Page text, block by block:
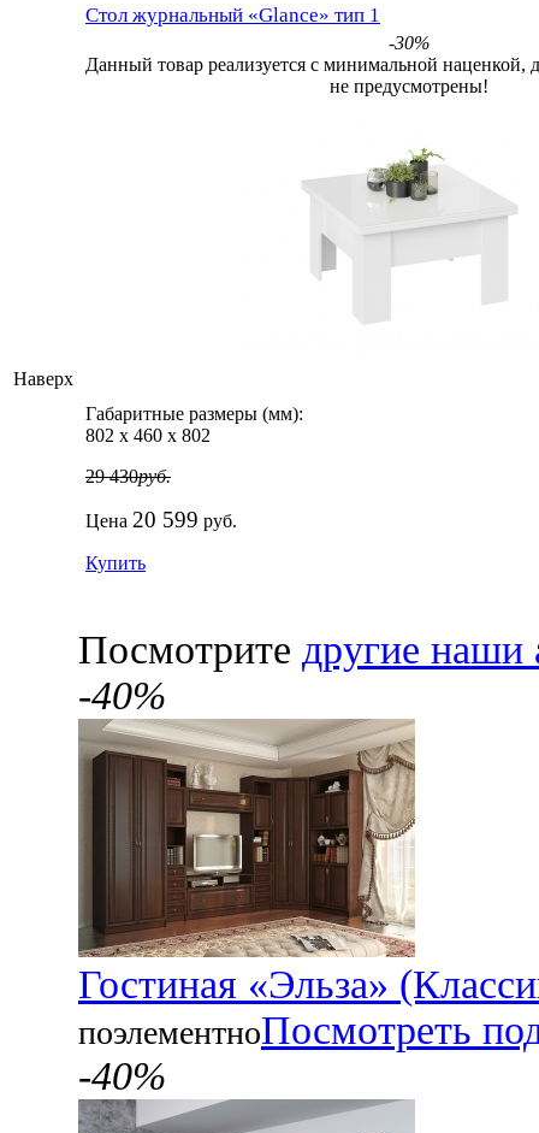
Наверх
Стол журнальный «Glance» тип 1
-30%
Данный товар реализуется с минимальной наценкой,
не предусмотрены!
Габаритные размеры (мм):
802 х 460 х 802
29 430руб.
Цена 20 599 руб.
Купить
Посмотрите другие наши
-40%
Гостиная «Эльза»
поэлементноПосмотреть
-40%